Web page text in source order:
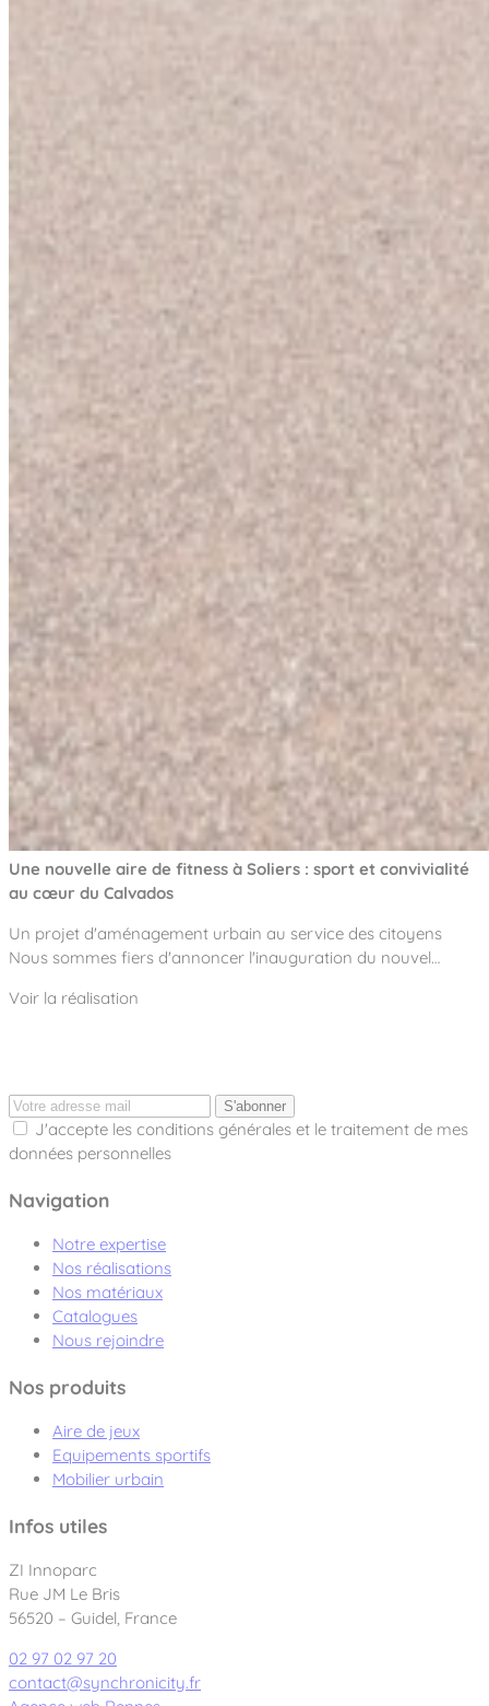
Une nouvelle aire de fitness à Soliers : sport et convivialité
au cœur du Calvados
Un projet d'aménagement urbain au service des citoyens
Nous sommes fiers d'annoncer l'inauguration du nouvel…
Voir la réalisation
S'abonner
J'accepte les conditions générales et le traitement de mes
données personnelles
Navigation
Notre expertise
Nos réalisations
Nos matériaux
Catalogues
Nous rejoindre
Nos produits
Aire de jeux
Equipements sportifs
Mobilier urbain
Infos utiles
ZI Innoparc
Rue JM Le Bris
56520 – Guidel, France
02 97 02 97 20
contact@synchronicity.fr